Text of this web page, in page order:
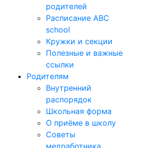
родителей
Расписание ABC
school
Кружки и секции
Полезные и важные
ссылки
Родителям
Внутренний
распорядок
Школьная форма
О приёме в школу
Советы
медработника